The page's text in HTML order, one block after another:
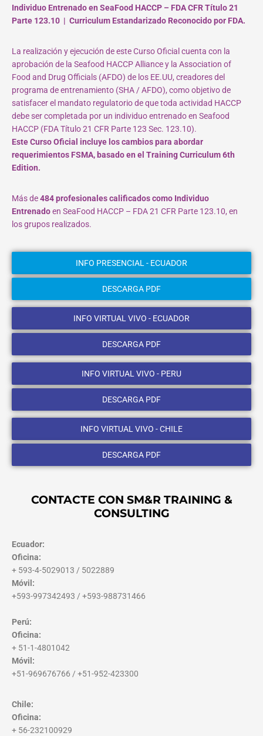
Individuo Entrenado en SeaFood HACCP – FDA CFR Título 21
Parte 123.10 | Curriculum Estandarizado Reconocido por FDA.
La realización y ejecución de este Curso Oficial cuenta con la
aprobación de la Seafood HACCP Alliance y la Association of
Food and Drug Officials (AFDO) de los EE.UU, creadores del
programa de entrenamiento (SHA / AFDO), como objetivo de
satisfacer el mandato regulatorio de que toda actividad HACCP
debe ser completada por un individuo entrenado en Seafood
HACCP (FDA Título 21 CFR Parte 123 Sec. 123.10).
Este Curso Oficial incluye los cambios para abordar
requerimientos FSMA, basado en el Training Curriculum 6th
Edition.
Más de484 profesionales calificados como Individuo
Entrenadoen SeaFood HACCP – FDA 21 CFR Parte 123.10, en
los grupos realizados.
INFO PRESENCIAL - ECUADOR
DESCARGA PDF
INFO VIRTUAL VIVO - ECUADOR
DESCARGA PDF
INFO VIRTUAL VIVO - PERU
DESCARGA PDF
INFO VIRTUAL VIVO - CHILE
DESCARGA PDF
CONTACTE CON SM&R TRAINING &
CONSULTING
Ecuador:
Oficina:
+ 593-4-5029013 / 5022889
Móvil:
+593-997342493 / +593-988731466
Perú:
Oficina:
+ 51-1-4801042
Móvil:
+51-969676766 / +51-952-423300
Chile:
Oficina:
+ 56-232100929